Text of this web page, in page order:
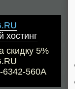
хостинг
скидку 5%
6342-560A